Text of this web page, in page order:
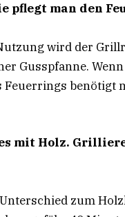
pflegt man den
wird der
Gusspfanne.
Feuerrings benötigt
mit Holz.
zum